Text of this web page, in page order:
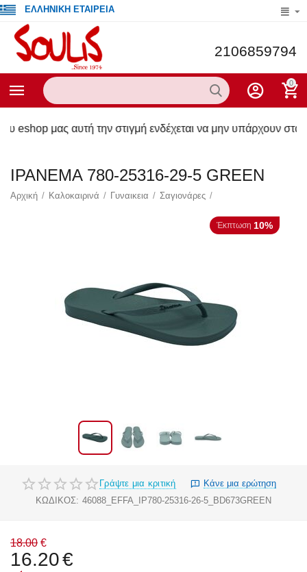
ΕΛΛΗΝΙΚΗ ΕΤΑΙΡΕΙΑ
2106859794
0
αυτή την στιγμή ενδέχεται να μην υπάρχουν στα
IPANEMA 780-25316-29-5 GREEN
Αρχική / Καλοκαιρινά / Γυναικεια / Σαγιονάρες /
Έκπτωση 10%
Γράψτε μια κριτική
Κάνε μια ερώτηση
ΚΩΔΙΚΟΣ: 46088_EFFA_IP780-25316-26-5_BD673GREEN
18.00 €
16.20€